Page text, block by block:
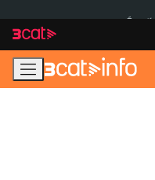
navegació
principal
contingut